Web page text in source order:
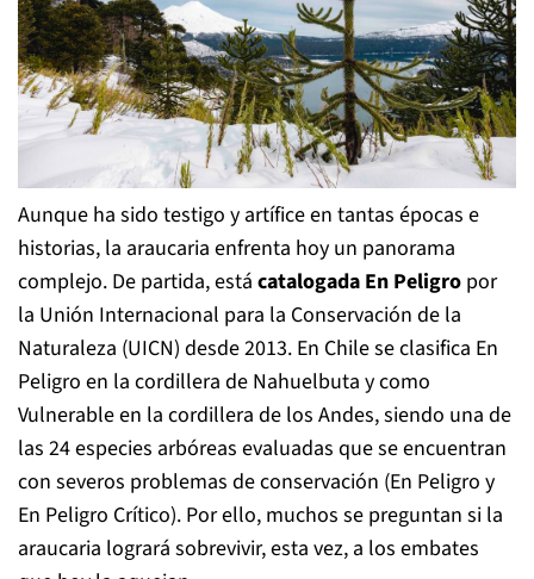
Aunque ha sido testigo y artífice en tantas épocas e
historias, la araucaria enfrenta hoy un panorama
complejo. De partida, está catalogada En Peligro por
la Unión Internacional para la Conservación de la
Naturaleza (UICN) desde 2013. En Chile se clasifica En
Peligro en la cordillera de Nahuelbuta y como
Vulnerable en la cordillera de los Andes, siendo una de
las 24 especies arbóreas evaluadas que se encuentran
con severos problemas de conservación (En Peligro y
En Peligro Crítico). Por ello, muchos se preguntan si la
araucaria logrará sobrevivir, esta vez, a los embates